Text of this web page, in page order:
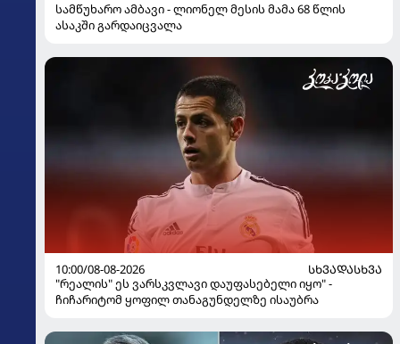
სამწუხარო ამბავი - ლიონელ მესის მამა 68 წლის
ასაკში გარდაიცვალა
10:00/08-08-2026
ᲡᲮᲕᲐᲓᲐᲡᲮᲕᲐ
"რეალის" ეს ვარსკვლავი დაუფასებელი იყო" -
ჩიჩარიტომ ყოფილ თანაგუნდელზე ისაუბრა